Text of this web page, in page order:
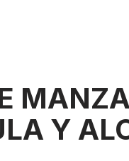
Y